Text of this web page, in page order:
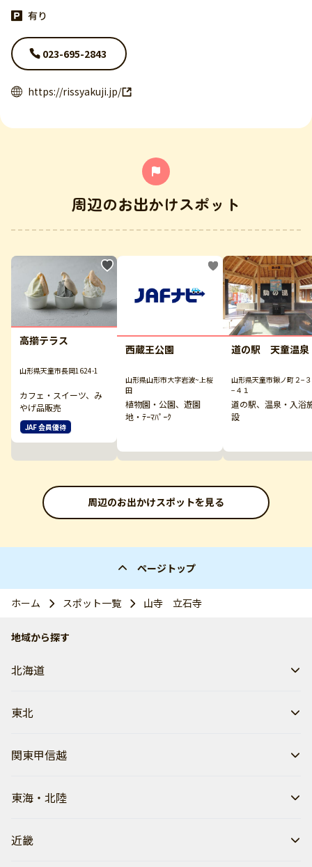
有り
023-695-2843
https://rissyakuji.jp/
周辺のお出かけスポット
高擶テラス
山形県天童市長岡1624-1
カフェ・スイーツ、み
やげ品販売
JAF 会員優待
西蔵王公園
山形県山形市大字岩波~上桜
田
植物園・公園、遊園
地・ﾃｰﾏﾊﾟｰｸ
道の駅 天童温泉
山形県天童市鍬ノ町２−３
−４１
道の駅、温泉・入浴
設
周辺のお出かけスポットを見る
ページトップ
ホーム スポット一覧 山寺 立石寺
地域から探す
北海道
東北
関東甲信越
東海・北陸
近畿